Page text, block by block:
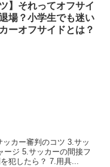
】それってオフサイ
場？小学生でも迷い
ーオフサイドとは？
カー審判のコツ 3.サッ
ージ 5.サッカーの間接フ
犯したら？ 7.用具...